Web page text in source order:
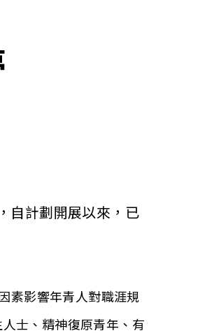
自計劃開展以來，已
素影響年青人對職涯規
士、精神復原青年、有